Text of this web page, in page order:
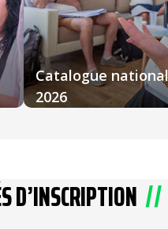
Catalogue
2026
D’INSCRIPTION